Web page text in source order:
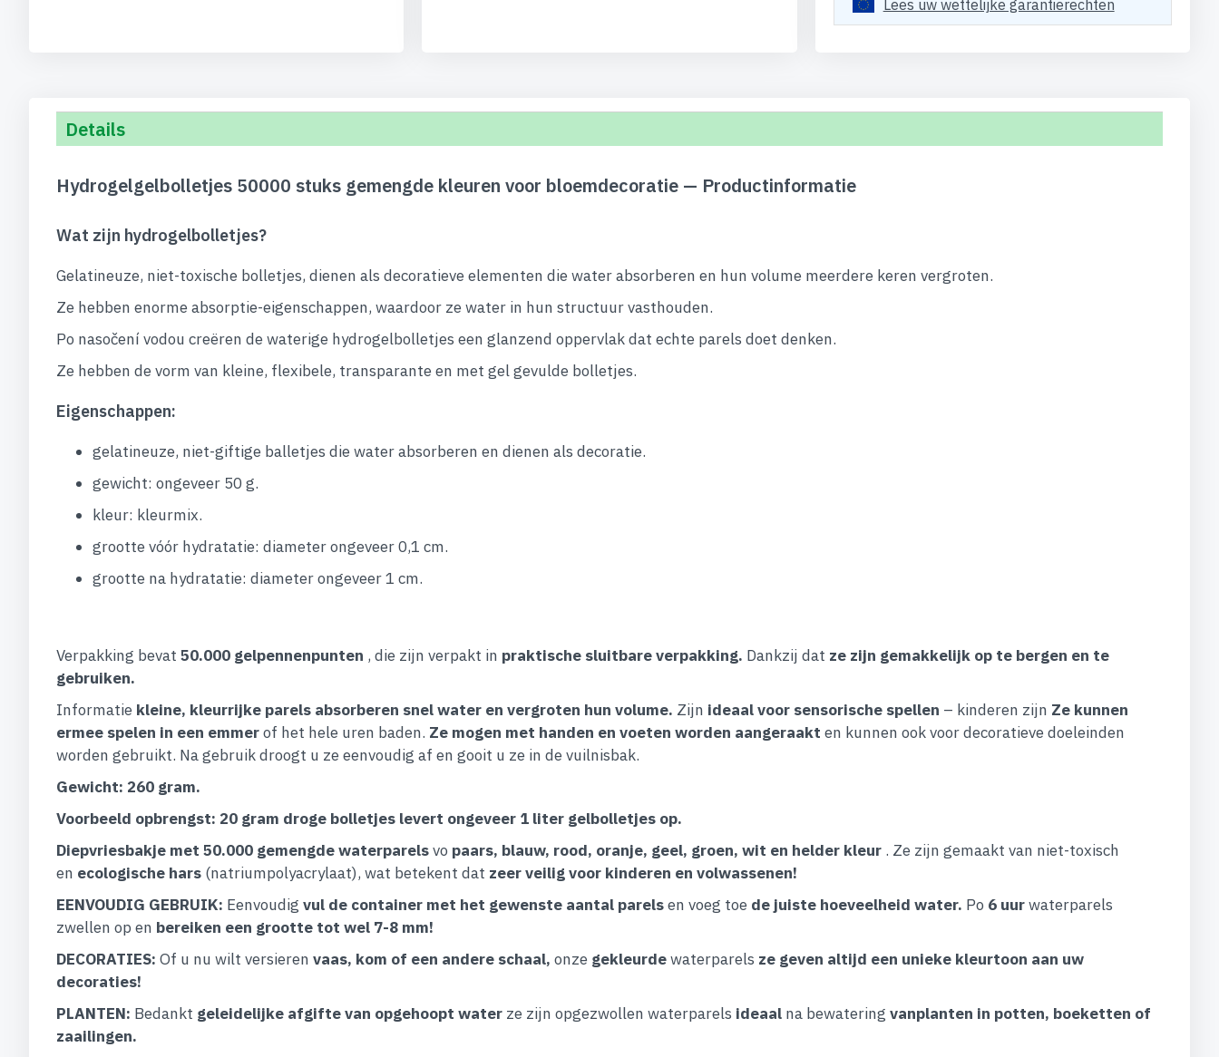
Lees uw wettelijke garantierechten
Details
Hydrogelgelbolletjes 50000 stuks gemengde kleuren voor bloemdecoratie — Productinformatie
Wat zijn hydrogelbolletjes?
Gelatineuze, niet-toxische bolletjes, dienen als decoratieve elementen die water absorberen en hun volume meerdere keren vergroten.
Ze hebben enorme absorptie-eigenschappen, waardoor ze water in hun structuur vasthouden.
Po nasočení vodou creëren de waterige hydrogelbolletjes een glanzend oppervlak dat echte parels doet denken.
Ze hebben de vorm van kleine, flexibele, transparante en met gel gevulde bolletjes.
Eigenschappen:
gelatineuze, niet-giftige balletjes die water absorberen en dienen als decoratie.
gewicht: ongeveer 50 g.
kleur: kleurmix.
grootte vóór hydratatie: diameter ongeveer 0,1 cm.
grootte na hydratatie: diameter ongeveer 1 cm.
Verpakking bevat 50.000 gelpennenpunten , die zijn verpakt in praktische sluitbare verpakking. Dankzij dat ze zijn gemakkelijk op te bergen en te
gebruiken.
Informatie kleine, kleurrijke parels absorberen snel water en vergroten hun volume. Zijn ideaal voor sensorische spellen – kinderen zijn Ze kunnen
ermee spelen in een emmerof het hele uren baden. Ze mogen met handen en voeten worden aangeraakt en kunnen ook voor decoratieve doeleinden
worden gebruikt. Na gebruik droogt u ze eenvoudig af en gooit u ze in de vuilnisbak.
Gewicht: 260 gram.
Voorbeeld opbrengst: 20 gram droge bolletjes levert ongeveer 1 liter gelbolletjes op.
Diepvriesbakje met 50.000 gemengde waterparelsvo paars, blauw, rood, oranje, geel, groen, wit en helder kleur . Ze zijn gemaakt van niet-toxisch
en ecologische hars (natriumpolyacrylaat), wat betekent dat zeer veilig voor kinderen en volwassenen!
EENVOUDIG GEBRUIK: Eenvoudig vul de container met het gewenste aantal parelsen voeg toe de juiste hoeveelheid water. Po 6 uurwaterparels
zwellen op en bereiken een grootte tot wel 7-8 mm!
DECORATIES: Of u nu wilt versieren vaas, kom of een andere schaal, onze gekleurdewaterparels ze geven altijd een unieke kleurtoon aan uw
decoraties!
PLANTEN: Bedankt geleidelijke afgifte van opgehoopt water ze zijn opgezwollen waterparels ideaal na bewatering vanplanten in potten, boeketten of
zaailingen.